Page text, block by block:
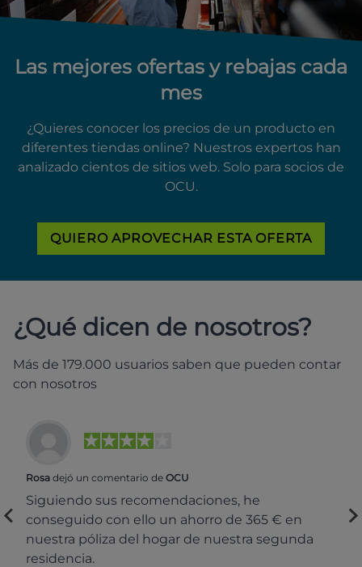
Las mejores ofertas y rebajas cada
mes
¿Quieres conocer los precios de un producto en
diferentes tiendas online? Nuestros expertos han
analizado cientos de sitios web. Solo para socios de
OCU.
QUIERO APROVECHAR ESTA OFERTA
¿Qué dicen de nosotros?
Más de 179.000 usuarios saben que pueden contar
con nosotros
Rosa dejó un comentario de OCU
Siguiendo sus recomendaciones, he
conseguido con ello un ahorro de 365 € en
nuestra póliza del hogar de nuestra segunda
residencia.